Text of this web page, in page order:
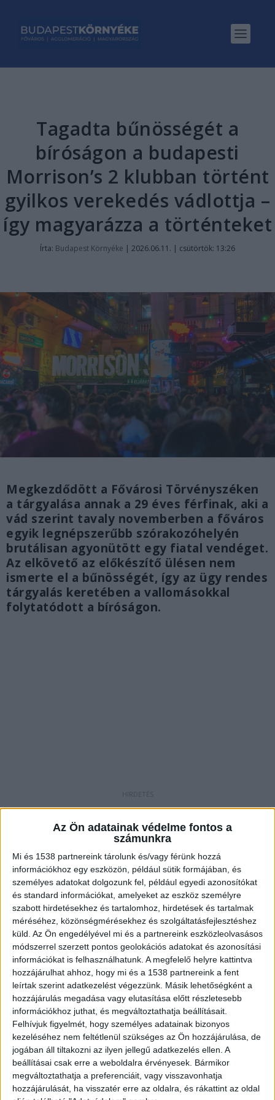
Az Ön adatainak védelme fontos a
számunkra
Mi és 1538 partnereink tárolunk és/vagy férünk hozzá
információkhoz egy eszközön, például sütik formájában, és
személyes adatokat dolgozunk fel, például egyedi azonosítókat
és standard információkat, amelyeket az eszköz személyre
szabott hirdetésekhez és tartalomhoz, hirdetések és tartalmak
méréséhez, közönségmérésekhez és szolgáltatásfejlesztéshez
küld. Az Ön engedélyével mi és a partnereink eszközleolvasásos
módszerrel szerzett pontos geolokációs adatokat és azonosítási
információkat is felhasználhatunk. A megfelelő helyre kattintva
hozzájárulhat ahhoz, hogy mi és a 1538 partnereink a fent
leírtak szerint adatkezelést végezzünk. Másik lehetőségként a
hozzájárulás megadása vagy elutasítása előtt részletesebb
információkhoz juthat, és megváltoztathatja beállításait.
Felhívjuk figyelmét, hogy személyes adatainak bizonyos
kezeléséhez nem feltétlenül szükséges az Ön hozzájárulása, de
jogában áll tiltakozni az ilyen jellegű adatkezelés ellen. A
beállításai csak erre a weboldalra érvényesek. Bármikor
megváltoztathatja a preferenciáit, vagy visszavonhatja
hozzájárulását, ha visszatér erre az oldalra, és rákattint az oldal
Tagadta bűnösségét a
bíróságon a budapesti
Morrison’s 2 klubban történt
gyilkos verekedés vádlottja –
így magyarázza a történteket
Írta: Budapest Környéke | 2026.06.11. | csütörtök: 13:26
Megkezdődött a Fővárosi Törvényszéken
a tárgyalása annak a 29 éves férfinak, aki a
vád szerint tavaly novemberben a főváros
egyik legnépszerűbb szórakozóhelyén
brutálisan agyonütött egy fiatal vendéget.
Az elkövető az előkészítő ülésen nem
ismerte el a bűnösségét, így az ügy rendes
tárgyalás keretében a vallomásokkal
folytatódott a bíróságon.
A Fővárosi Törvényszék csütörtöki előkészítő
ülésén az eljáró ügyész részletesen ismertette a
tragikus éjszaka eseményeit a jelenlévőkkel. A
vád szerint a 29 éves A. László 2025. november
29-én este, már eleve erősen ittasan érkezett
meg a budapesti Morrison’s 2 nevű
szórakozóhelyre, ahol tovább folytatta az
italfogyasztást. A gátlástalan férfi a hajnali
órákra teljesen beszámíthatatlan állapotba
került a diszkóban.A BudapestKörnyéke.hu
hírportál legfrissebb híreit ide kattintva éred el!
A Facebookon már 700 ezernél is többen követik
a portáljainkat, köszönjük, hogy most te is
minket olvasol!